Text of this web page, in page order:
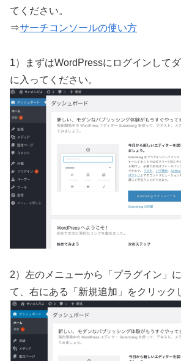
てください。
⇒サーチコンソールの使い方
1）まずはWordPressにログインして
に入ってください。
2）左のメニューから「プラグイン」
て、右にある「新規追加」をクリック